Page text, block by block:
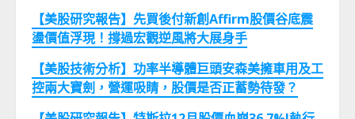
【美股研究報告】先買後付新創Affirm股價谷底震
盪價值浮現！撐過宏觀逆風將大展身手
【美股技術分析】功率半導體巨頭安森美擁車用及工
控兩大寶劍，營運吸睛，股價是否正蓄勢待發？